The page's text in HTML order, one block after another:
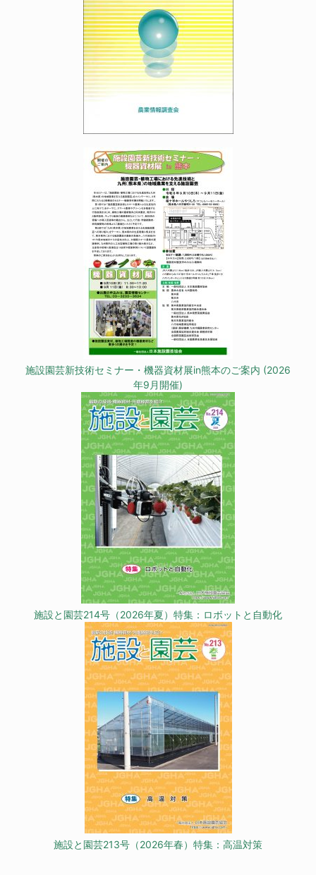
施設園芸新技術セミナー・機器資材展in熊本のご案内 (2026
年9月開催)
施設と園芸214号（2026年夏）特集：ロボットと自動化
施設と園芸213号（2026年春）特集：高温対策